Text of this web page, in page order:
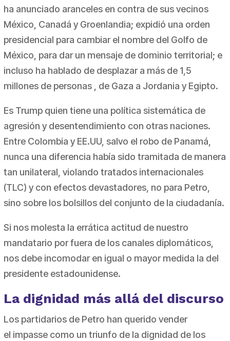
ha anunciado aranceles en contra de sus vecinos
México, Canadá y Groenlandia; expidió una orden
presidencial para cambiar el nombre del Golfo de
México, para dar un mensaje de dominio territorial; e
incluso ha hablado de desplazar a más de 1,5
millones de personas , de Gaza a Jordania y Egipto.
Es Trump quien tiene una política sistemática de
agresión y desentendimiento con otras naciones.
Entre Colombia y EE.UU, salvo el robo de Panamá,
nunca una diferencia había sido tramitada de manera
tan unilateral, violando tratados internacionales
(TLC) y con efectos devastadores, no para Petro,
sino sobre los bolsillos del conjunto de la ciudadanía.
Si nos molesta la errática actitud de nuestro
mandatario por fuera de los canales diplomáticos,
nos debe incomodar en igual o mayor medida la del
presidente estadounidense.
La dignidad más allá del discurso
Los partidarios de Petro han querido vender
el impassecomo un triunfo de la dignidad de los